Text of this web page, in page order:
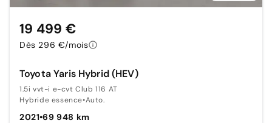
Toyota Yaris Hybrid (HEV)
1.5i vvt-i e-cvt Club 116 AT
Hybride essence•Auto.
2021•69 948 km
19 499 €
Dès 296 €/mois